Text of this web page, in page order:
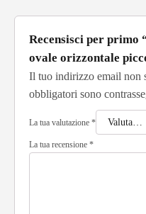
Recensisci per primo
ovale orizzontale
Il tuo indirizzo email non
obbligatori sono
La tua valutazione *
La tua recensione *